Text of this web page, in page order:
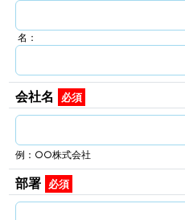
名：
会社名 必須
例：○○株式会社
部署 必須